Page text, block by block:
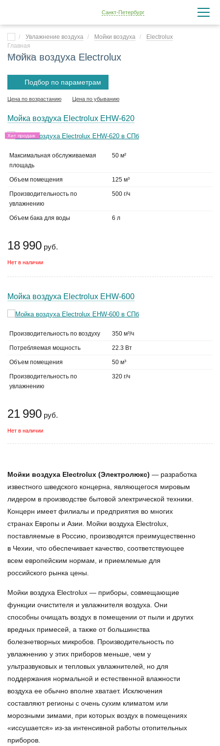
Санкт-Петербург
Увлажнение воздуха Мойки воздуха Electrolux
Мойка воздуха Electrolux
Подбор по параметрам
Цена по возрастанию Цена по убыванию
Мойка воздуха Electrolux EHW-620
Хит продаж
Максимальная обслуживаемая
площадь
50 м²
Объем помещения 125 м³
Производительность по
увлажнению
500 г/ч
Объем бака для воды 6 л
18 990 руб.
Нет в наличии
Мойка воздуха Electrolux EHW-600
Производительность по воздуху 350 м³/ч
Потребляемая мощность 22.3 Вт
Объем помещения 50 м³
Производительность по
увлажнению
320 г/ч
21 990 руб.
Нет в наличии
Мойки воздуха Electrolux (Электролюкс) — разработка
известного шведского концерна, являющегося мировым
лидером в производстве бытовой электрической техники.
Концерн имеет филиалы и предприятия во многих
странах Европы и Азии. Мойки воздуха Electrolux,
поставляемые в Россию, производятся преимущественно
в Чехии, что обеспечивает качество, соответствующее
всем европейским нормам, и приемлемые для
российского рынка цены.
Мойки воздуха Electrolux — приборы, совмещающие
функции очистителя и увлажнителя воздуха. Они
способны очищать воздух в помещении от пыли и других
вредных примесей, а также от большинства
болезнетворных микробов. Производительность по
увлажнению у этих приборов меньше, чем у
ультразвуковых и тепловых увлажнителей, но для
поддержания нормальной и естественной влажности
воздуха ее обычно вполне хватает. Исключения
составляют регионы с очень сухим климатом или
морозными зимами, при которых воздух в помещениях
«иссушается» из-за интенсивной работы отопительных
приборов.